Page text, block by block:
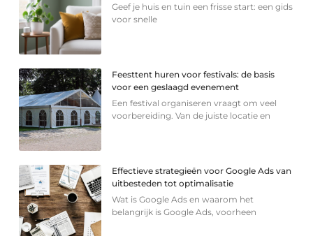
Geef je huis en tuin een frisse start: een gids
voor snelle
Feesttent huren voor festivals: de basis
voor een geslaagd evenement
Een festival organiseren vraagt om veel
voorbereiding. Van de juiste locatie en
Effectieve strategieën voor Google Ads van
uitbesteden tot optimalisatie
Wat is Google Ads en waarom het
belangrijk is Google Ads, voorheen